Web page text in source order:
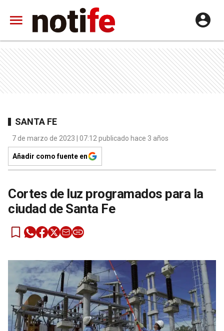
SANTA FE
7 de marzo de 2023 | 07:12 publicado hace 3 años
Añadir como fuente en
Cortes de luz programados para la
ciudad de Santa Fe